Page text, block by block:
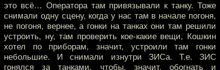
это всё… Оператора там привязывали к танку. Тоже
снимали одну сцену, когда у нас там в начале погоня,
не погоня, вернее, а гонки на танках они там решили
устроить, ну, там проверить кое-какие вещи, Кошкин
хотел по приборам, значит, устроили там гонки
небольшие. И снимали изнутри ЗИСа. Т.е. ЗИС
гонялся за танками, чтобы, значит, обогнать и